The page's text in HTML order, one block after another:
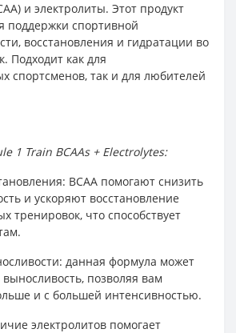
и электролиты. Этот продукт
поддержки спортивной
восстановления и гидратации во
Подходит как для
спортсменов, так и для любителей
1 Train BCAAs + Electrolytes:
BCAA помогают снизить
и ускоряют восстановление
тренировок, что способствует
данная формула может
позволяя вам
и с большей интенсивностью.
электролитов помогает